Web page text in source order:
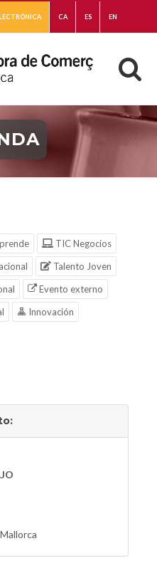
CA ES EN
TIC Negocios
Talento Joven
Evento externo
Innovación